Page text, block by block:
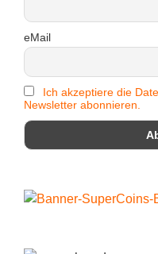
eMail
Ich akzeptiere die
Newsletter abonnieren.